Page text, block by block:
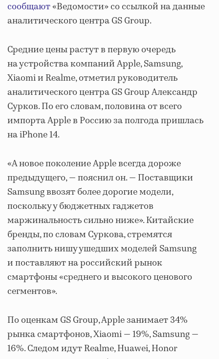
сообщают«Ведомости» со ссылкой на данные
аналитического центра GS Group.
Средние цены растут в первую очередь
на устройства компаний Apple, Samsung,
Xiaomi и Realme, отметил руководитель
аналитического центра GS Group Александр
Сурков. По его словам, половина от всего
импорта Apple в Россию за полгода пришлась
на iPhone 14.
«А новое поколение Apple всегда дороже
предыдущего, — пояснил он. — Поставщики
Samsung ввозят более дорогие модели,
поскольку у бюджетных гаджетов
маржинальность сильно ниже». Китайские
бренды, по словам Суркова, стремятся
заполнить нишу ушедших моделей Samsung
и поставляют на российский рынок
смартфоны «среднего и высокого ценового
сегментов».
По оценкам GS Group, Apple занимает 34%
рынка смартфонов, Xiaomi — 19%, Samsung —
16%. Следом идут Realme, Huawei, Honor